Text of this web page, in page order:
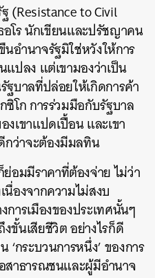
(Resistance to Civil
อโร นักเขียนและปรัชญาคน
อำนาจรัฐมิใช่หวังให้การ
แปลง แต่เขามองว่าเป็น
ฐบาลที่ปล่อยให้เกิดการค้า
ซิโก การร่วมมือกับรัฐบาล
เขาแปดเปื้อน และเขา
ว่าจะต้องมีมลทิน
อมมีราคาที่ต้องจ่าย ไม่ว่า
นื่องจากความไม่สงบ
ารเมืองของประเทศนั้นๆ
ขั้นเสียชีวิต อย่างไรก็ดี
‘กระบวนการหนึ่ง’ ของการ
าธารณชนและผู้มีอำนาจ